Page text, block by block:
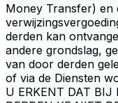
Money Transfer) en
derden kan
andere grondslag,
van door derden
of via de Diensten
U ERKENT DAT BIJ